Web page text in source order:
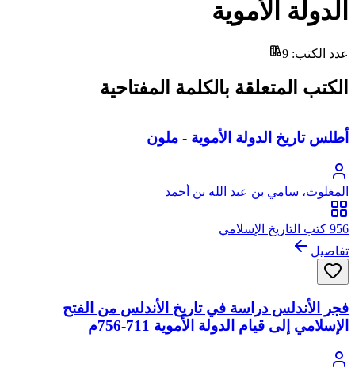
الدولة الأموية
عدد الكتب:
9
الكتب المتعلقة بالكلمة المفتاحية
أطلس تاريخ الدولة الأموية - ملون
المغلوث، سامي بن عبد الله بن أحمد
956 كتب التاريخ الإسلامي
تفاصيل
فجر الأندلس دراسة في تاريخ الأندلس من الفتح
الإسلامي إلى قيام الدولة الأموية 711-756م